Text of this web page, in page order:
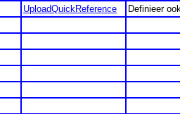
UploadQuickReference
Definieer